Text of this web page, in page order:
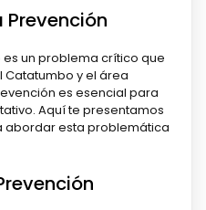
un problema crítico que
y el área
es esencial para
Aquí te presentamos
abordar esta problemática